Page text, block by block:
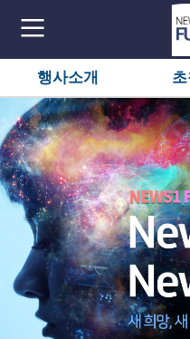
행사소개